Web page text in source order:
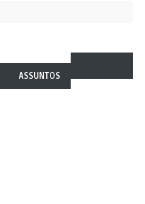
ASSUNTOS